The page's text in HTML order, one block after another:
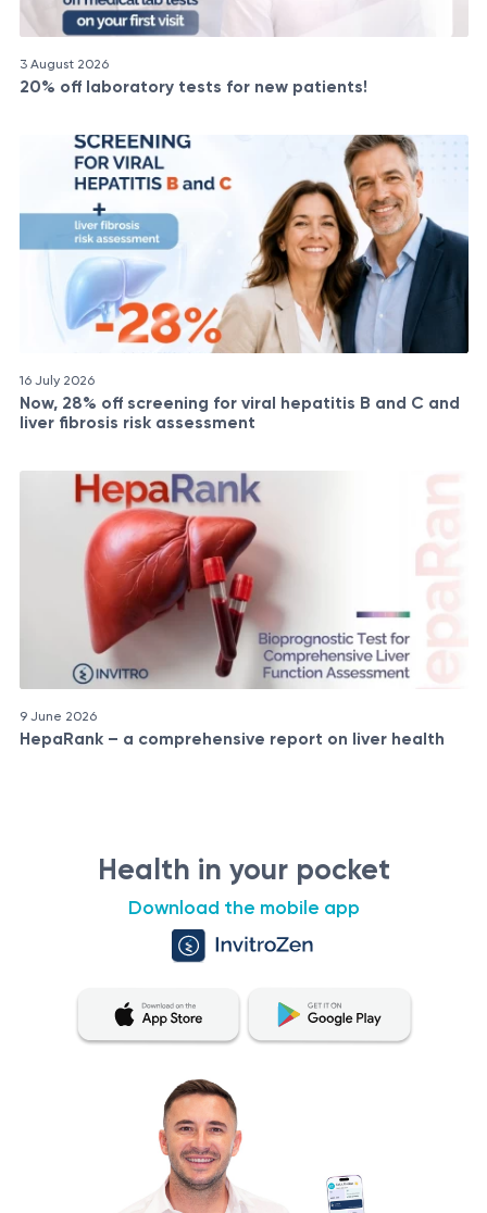
3 August 2026
20% off laboratory tests for new patients!
16 July 2026
Now, 28% off screening for viral hepatitis B and C and
liver fibrosis risk assessment
9 June 2026
HepaRank – a comprehensive report on liver health
Health in your pocket
Download the mobile app